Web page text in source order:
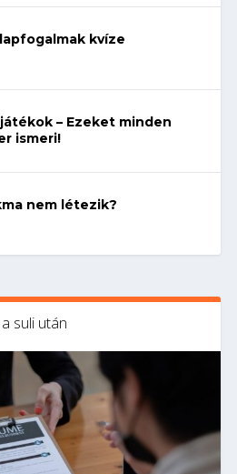
kvíze
– Ezeket minden
ismeri!
nem létezik?
suli után